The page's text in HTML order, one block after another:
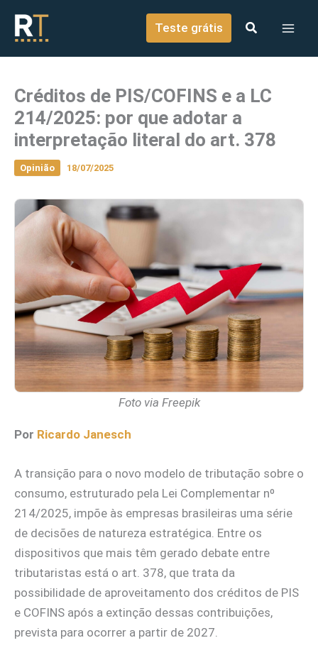
conteúdo
Teste grátis
Créditos de PIS/COFINS e a LC
214/2025: por que adotar a
interpretação literal do art. 378
Opinião 18/07/2025
Foto via Freepik
Por Ricardo Janesch
A transição para o novo modelo de tributação sobre o
consumo, estruturado pela Lei Complementar nº
214/2025, impõe às empresas brasileiras uma série
de decisões de natureza estratégica. Entre os
dispositivos que mais têm gerado debate entre
tributaristas está o art. 378, que trata da
possibilidade de aproveitamento dos créditos de PIS
e COFINS após a extinção dessas contribuições,
prevista para ocorrer a partir de 2027.